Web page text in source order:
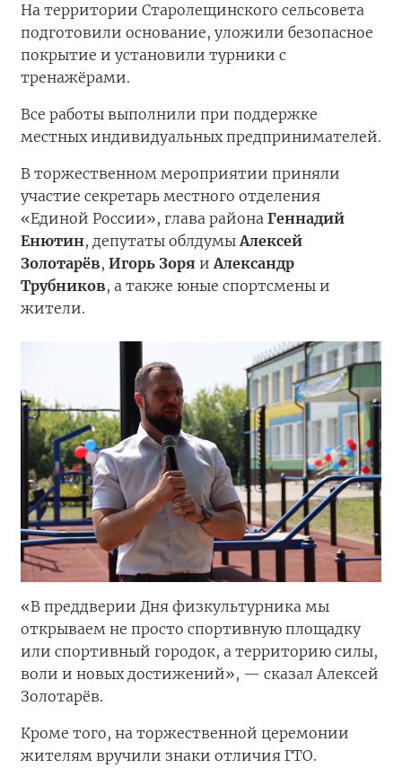
На территории Старолещинского сельсовета
подготовили основание, уложили безопасное
покрытие и установили турники с
тренажёрами.
Все работы выполнили при поддержке
местных индивидуальных предпринимателей.
В торжественном мероприятии приняли
участие секретарь местного отделения
«Единой России», глава района Геннадий
Енютин, депутаты облдумыАлексей
Золотарёв, Игорь Зоря иАлександр
Трубников, а также юные спортсмены и
жители.
«В преддверии Дня физкультурника мы
открываем не просто спортивную площадку
или спортивный городок, а территорию силы,
воли и новых достижений», — сказал Алексей
Золотарёв.
Кроме того, на торжественной церемонии
жителям вручили знаки отличия ГТО.